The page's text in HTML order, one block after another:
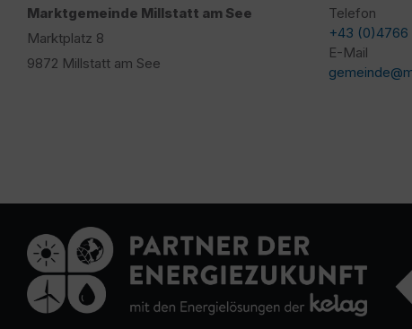
Marktgemeinde Millstatt am See
Marktplatz 8
9872 Millstatt am See
Telefon
+43 (0)4766
E-Mail